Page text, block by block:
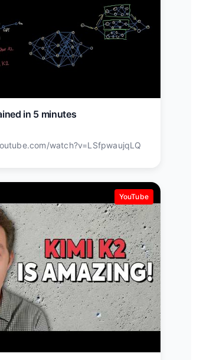
in 5 minutes
watch?v=LSfpwaujqLQ
YouTube